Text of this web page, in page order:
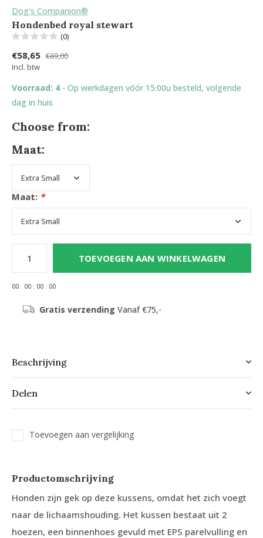
Dog's Companion®
Hondenbed royal stewart
(0)
€58,65 €69,00
Incl. btw
Voorraad: 4 - Op werkdagen vóór 15:00u besteld, volgende
dag in huis
Choose from:
Maat:
Maat: *
TOEVOEGEN AAN WINKELWAGEN
00 : 00 : 00 : 00
Gratis verzending Vanaf €75,-
Beschrijving
Delen
Toevoegen aan vergelijking
Productomschrijving
Honden zijn gek op deze kussens, omdat het zich voegt
naar de lichaamshouding. Het kussen bestaat uit 2
hoezen, een binnenhoes gevuld met EPS parelvulling en